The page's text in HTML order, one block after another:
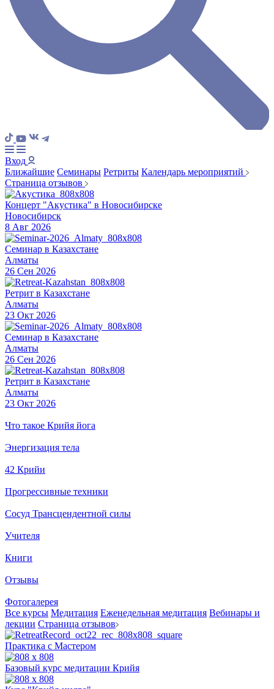
Вход
Ближайшие Семинары Ретриты Календарь мероприятий
Страница отзывов
Концерт "Акустика" в Новосибирске
Новосибирск
8 Авг 2026
Семинар в Казахстане
Алматы
26 Сен 2026
Ретрит в Казахстане
Алматы
23 Окт 2026
Семинар в Казахстане
Алматы
26 Сен 2026
Ретрит в Казахстане
Алматы
23 Окт 2026
Что такое Крийя йога
Энергизация тела
42 Крийи
Прогрессивные техники
Сосуд Трансцендентной силы
Учителя
Книги
Отзывы
Фотогалерея
Все курсы Медитация Еженедельная медитация Вебинары и
лекции Страница отзывов
Практика с Мастером
Базовый курс медитации Крийя